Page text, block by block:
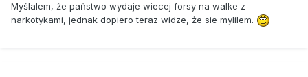
Myślalem, że państwo wydaje wiecej forsy na walke z
narkotykami, jednak dopiero teraz widze, że sie mylilem.